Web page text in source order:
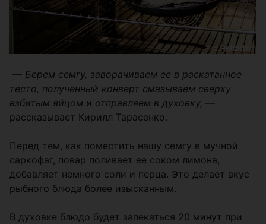
— Берем семгу, заворачиваем ее в раскатанное
тесто, полученный конверт смазываем сверху
взбитым яйцом и отправляем в духовку, —
рассказывает Кирилл Тарасенко.
Перед тем, как поместить нашу семгу в мучной
саркофаг, повар поливает ее соком лимона,
добавляет немного соли и перца. Это делает вкус
рыбного блюда более изысканным.
В духовке блюдо будет запекаться 20 минут при